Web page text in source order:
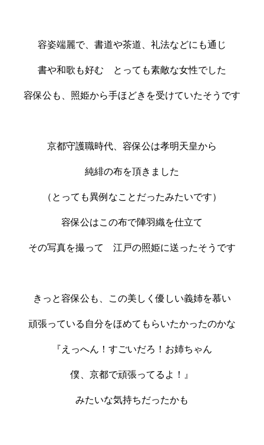
容姿端麗で、書道や茶道、礼法などにも通じ
書や和歌も好む とっても素敵な女性でした
容保公も、照姫から手ほどきを受けていたそうです
京都守護職時代、容保公は孝明天皇から
純緋の布を頂きました
（とっても異例なことだったみたいです）
容保公はこの布で陣羽織を仕立て
その写真を撮って 江戸の照姫に送ったそうです
きっと容保公も、この美しく優しい義姉を慕い
頑張っている自分をほめてもらいたかったのかな
『えっへん！すごいだろ！お姉ちゃん
僕、京都で頑張ってるよ！』
みたいな気持ちだったかも